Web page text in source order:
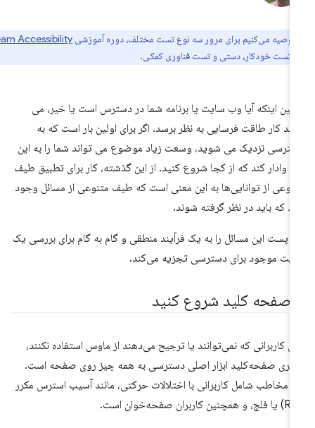
توصیه می‌کنیم برای مرور سه نوع تست مختلف، دوره آموزشیLearn Accessibility
تست خودکار، دستی و تست فناوری کمکی.
اینکه آیا وب سایت یا برنامه شما در دسترس است یا خیر، می
کار طاقت فرسایی به نظر برسد. اگر برای اولین بار است که به
نزدیک می شوید، وسعت زیاد موضوع می تواند شما را به این
وادار کند که از کجا شروع کنید. از این گذشته، کار برای تطبیق طیف
از توانایی‌ها به این معنی است که طیف متنوعی از مسائل وجود
که باید در نظر گرفته شوند.
پست این مسائل را به یک فرآیند منطقی و گام به گام برای بررسی یک
موجود برای دسترسی تجزیه می‌کند.
صفحه کلید شروع کنید
کاربرانی که نمی‌توانند یا ترجیح می‌دهند از ماوس استفاده نکنند،
صفحه‌کلید ابزار اصلی دسترسی به همه چیز روی صفحه است.
مخاطب شامل کاربرانی با اختلالات حرکتی، مانند آسیب استرس مکرر